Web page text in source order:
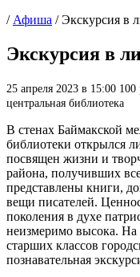
/ Афиша /Экскурсия в
Экскурсия в
25 апреля 2023 в 15:00 100
центральная библиотека
В стенах Баймакской
библиотеки открылся
посвящен жизни и
района, получивших
представлены книги,
вещи писателей.
поколения в духе
неизмеримо высока.
старших классов
познавательная